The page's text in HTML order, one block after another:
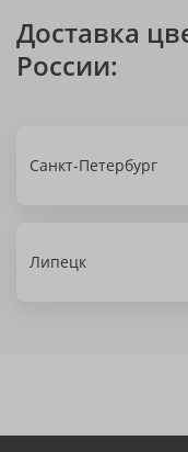
Доставка
России:
Санкт-Петербург
Липецк